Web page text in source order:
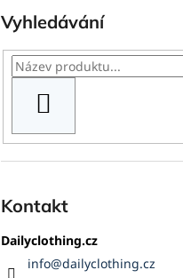
Vyhledávání
Kontakt
Dailyclothing.cz
info@dailyclothing.cz